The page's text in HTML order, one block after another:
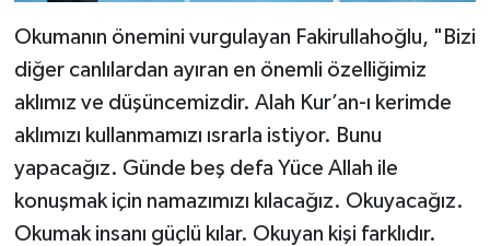
Okumanın önemini vurgulayan Fakirullahoğlu, "Bizi
diğer canlılardan ayıran en önemli özelliğimiz
aklımız ve düşüncemizdir. Alah Kur’an-ı kerimde
aklımızı kullanmamızı ısrarla istiyor. Bunu
yapacağız. Günde beş defa Yüce Allah ile
konuşmak için namazımızı kılacağız. Okuyacağız.
Okumak insanı güçlü kılar. Okuyan kişi farklıdır.
Niğde Müftülüğü
Ordu Müftülüğü
Osmaniye Müftülüğü
Rize Müftülüğü